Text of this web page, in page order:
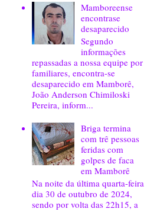
Mamboreense
encontrase
desaparecido
Segundo
informações
repassadas a nossa equipe por
familiares, encontra-se
desaparecido em Mamborê,
João Anderson Chimiloski
Pereira, inform...
Briga termina
com trê pessoas
feridas com
golpes de faca
em Mamborê
Na noite da última quarta-feira
dia 30 de outubro de 2024,
sendo por volta das 22h15, a